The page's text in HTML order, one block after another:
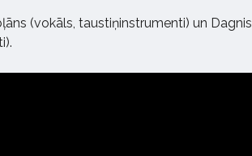
(vokāls, taustiņinstrumenti) un Dagnis